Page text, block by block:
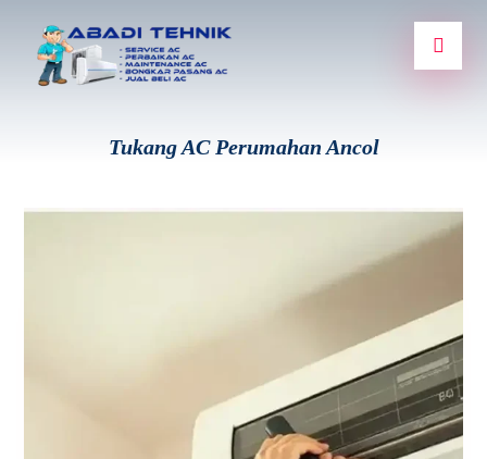
Tukang AC Perumahan Ancol